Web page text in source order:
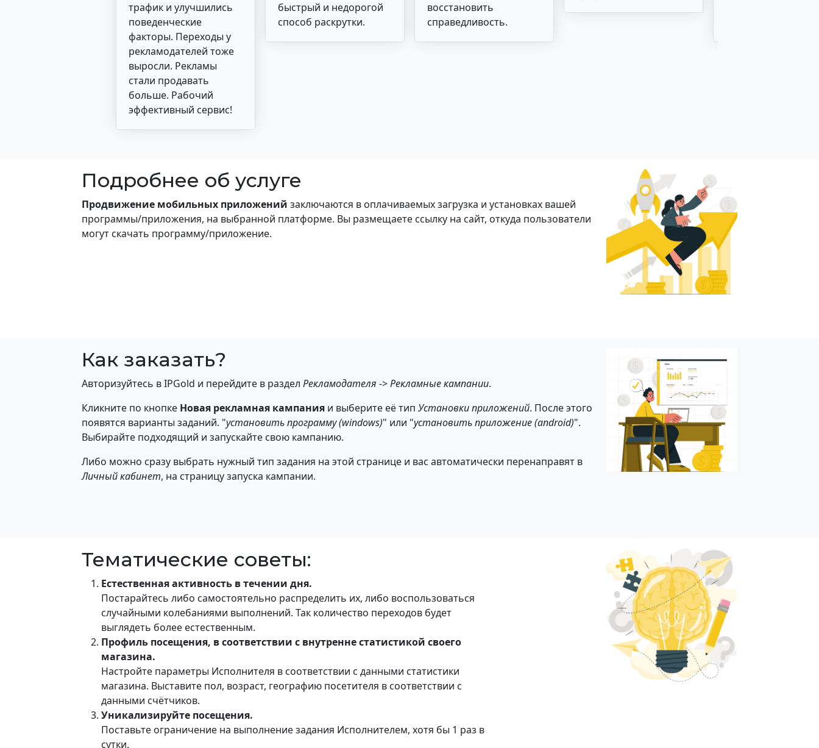
трафик и улучшились
поведенческие
факторы. Переходы у
рекламодателей тоже
выросли. Рекламы
стали продавать
больше. Рабочий
эффективный сервис!
быстрый и недорогой
способ раскрутки.
восстановить
справедливость.
Подробнее об услуге
Продвижение мобильных приложений заключаются в оплачиваемых загрузка и установках вашей
программы/приложения, на выбранной платформе. Вы размещаете ссылку на сайт, откуда пользователи
могут скачать программу/приложение.
Как заказать?
Авторизуйтесь в IPGold и перейдите в раздел Рекламодателя ->Рекламные кампании.
Кликните по кнопке Новая рекламная кампания и выберите её тип Установки приложений. После этого
появятся варианты заданий. "установить программу (windows)" или "установить приложение (android)".
Выбирайте подходящий и запускайте свою кампанию.
Либо можно сразу выбрать нужный тип задания на этой странице и вас автоматически перенаправят в
Личный кабинет, на страницу запуска кампании.
Тематические советы:
Естественная активность в течении дня.
Постарайтесь либо самостоятельно распределить их, либо воспользоваться
случайными колебаниями выполнений. Так количество переходов будет
выглядеть более естественным.
Профиль посещения, в соответствии с внутренне статистикой своего
магазина.
Настройте параметры Исполнителя в соответствии с данными статистики
магазина. Выставите пол, возраст, географию посетителя в соответствии с
данными счётчиков.
Уникализируйте посещения.
Поставьте ограничение на выполнение задания Исполнителем, хотя бы 1 раз в
сутки.